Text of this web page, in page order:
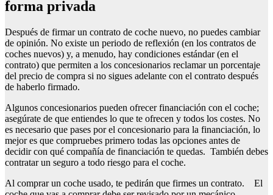
forma privada
Después de firmar un contrato de coche nuevo, no puedes cambiar
de opinión. No existe un periodo de reflexión (en los contratos de
coches nuevos) y, a menudo, hay condiciones estándar (en el
contrato) que permiten a los concesionarios reclamar un porcentaje
del precio de compra si no sigues adelante con el contrato después
de haberlo firmado.
Algunos concesionarios pueden ofrecer financiación con el coche;
asegúrate de que entiendes lo que te ofrecen y todos los costes. No
es necesario que pases por el concesionario para la financiación, lo
mejor es que compruebes primero todas las opciones antes de
decidir con qué compañía de financiación te quedas. También debes
contratar un seguro a todo riesgo para el coche.
Al comprar un coche usado, te pedirán que firmes un contrato. El